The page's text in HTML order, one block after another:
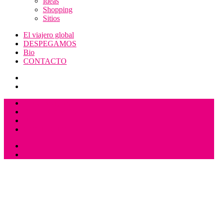
Shopping
Sitios
El viajero global
DESPEGAMOS
Bio
CONTACTO